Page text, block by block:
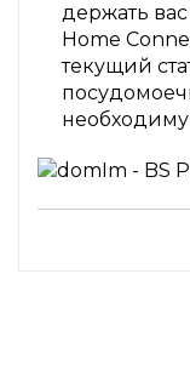
держать
Home
текущий